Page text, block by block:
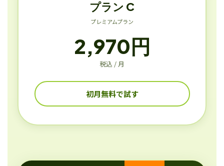
プラン C
プレミアムプラン
2,970円
税込 / 月
初月無料で試す